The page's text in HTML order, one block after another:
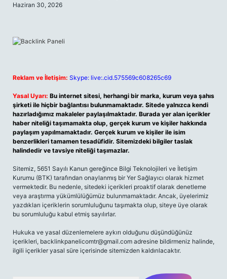
Haziran 30, 2026
Reklam ve İletişim: Skype: live:.cid.575569c608265c69
Yasal Uyarı: Bu internet sitesi, herhangi bir marka, kurum veya şahıs
şirketi ile hiçbir bağlantısı bulunmamaktadır. Sitede yalnızca kendi
hazırladığımız makaleler paylaşılmaktadır. Burada yer alan içerikler
haber niteliği taşımamakta olup, gerçek kurum ve kişiler hakkında
paylaşım yapılmamaktadır. Gerçek kurum ve kişiler ile isim
benzerlikleri tamamen tesadüfidir. Sitemizdeki bilgiler taslak
halindedir ve tavsiye niteliği taşımazlar.
Sitemiz, 5651 Sayılı Kanun gereğince Bilgi Teknolojileri ve İletişim
Kurumu (BTK) tarafından onaylanmış bir Yer Sağlayıcı olarak hizmet
vermektedir. Bu nedenle, sitedeki içerikleri proaktif olarak denetleme
veya araştırma yükümlülüğümüz bulunmamaktadır. Ancak, üyelerimiz
yazdıkları içeriklerin sorumluluğunu taşımakta olup, siteye üye olarak
bu sorumluluğu kabul etmiş sayılırlar.
Hukuka ve yasal düzenlemelere aykırı olduğunu düşündüğünüz
içerikleri, backlinkpanelicomtr@gmail.com adresine bildirmeniz halinde,
ilgili içerikler yasal süre içerisinde sitemizden kaldırılacaktır.